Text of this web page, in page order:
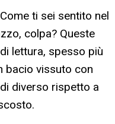
ti sei sentito nel
colpa? Queste
lettura, spesso più
bacio vissuto con
diverso rispetto a